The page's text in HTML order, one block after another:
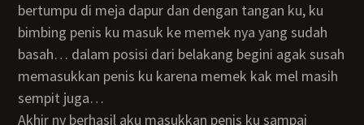
bertumpu di meja dapur dan dengan tangan ku, ku
bimbing penis ku masuk ke memek nya yang sudah
basah… dalam posisi dari belakang begini agak susah
memasukkan penis ku karena memek kak mel masih
sempit juga…
Akhir ny berhasil aku masukkan penis ku sampai